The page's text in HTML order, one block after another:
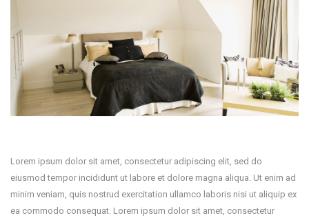
Lorem ipsum dolor sit amet, consectetur adipiscing elit, sed do
eiusmod tempor incididunt ut labore et dolore magna aliqua. Ut enim ad
minim veniam, quis nostrud exercitation ullamco laboris nisi ut aliquip ex
ea commodo consequat. Lorem ipsum dolor sit amet, consectetur